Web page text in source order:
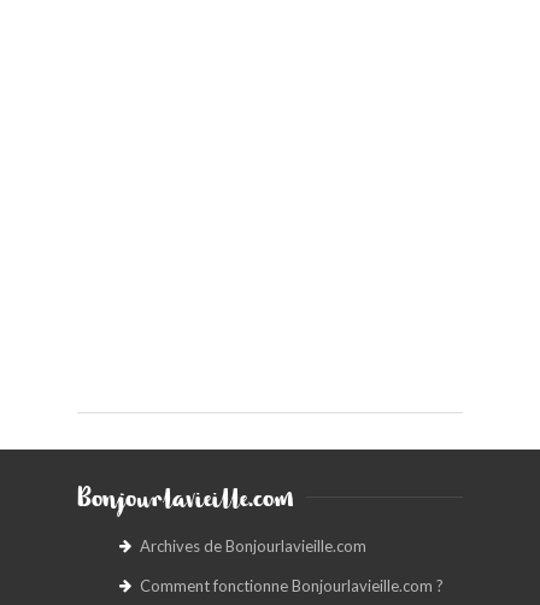
Bonjourlavieille.com
Archives de Bonjourlavieille.com
Comment fonctionne Bonjourlavieille.com ?